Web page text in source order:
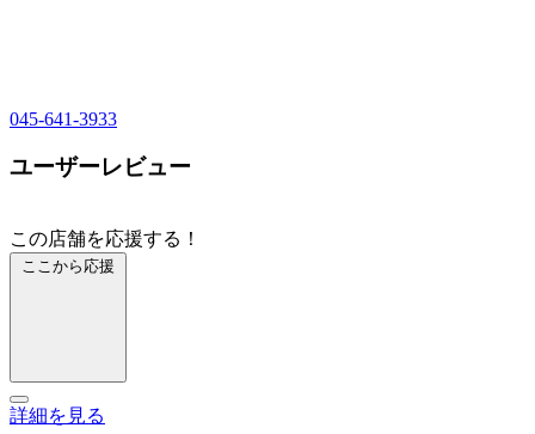
045-641-3933
ユーザーレビュー
この店舗を応援する！
ここから応援
詳細を見る